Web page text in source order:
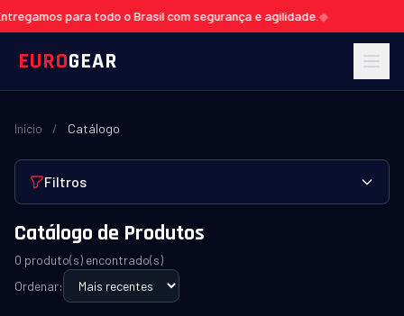
para todo o Brasil com segurança e agilidade.◆
EUROGEAR
Início / Catálogo
Filtros
Catálogo de Produtos
0 produto(s) encontrado(s)
Ordenar: